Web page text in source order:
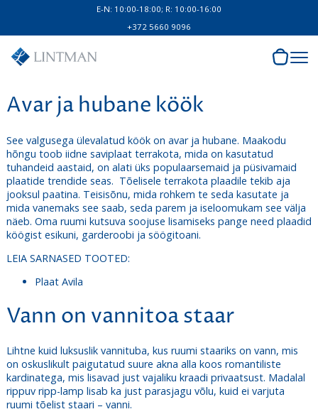
E-N: 10:00-18:00; R: 10:00-16:00
+372 5660 9096
Avar ja hubane köök
See valgusega ülevalatud köök on avar ja hubane. Maakodu
hõngu toob iidne saviplaat terrakota, mida on kasutatud
tuhandeid aastaid, on alati üks populaarsemaid ja püsivamaid
plaatide trendide seas. Tõelisele terrakota plaadile tekib aja
jooksul paatina. Teisisõnu, mida rohkem te seda kasutate ja
mida vanemaks see saab, seda parem ja iseloomukam see välja
näeb. Oma ruumi kutsuva soojuse lisamiseks pange need plaadid
köögist esikuni, garderoobi ja söögitoani.
LEIA SARNASED TOOTED:
Plaat Avila
Vann on vannitoa staar
Lihtne kuid luksuslik vannituba, kus ruumi staariks on vann, mis
on oskuslikult paigutatud suure akna alla koos romantiliste
kardinatega, mis lisavad just vajaliku kraadi privaatsust. Madalal
rippuv ripp-lamp lisab ka just parasjagu võlu, kuid ei varjuta
ruumi tõelist staari – vanni.